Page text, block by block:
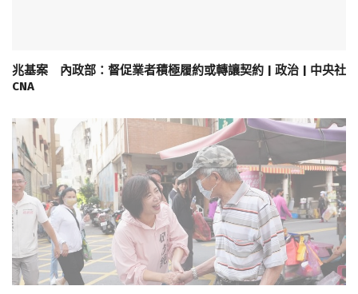
兆基案 內政部：督促業者積極履約或轉讓契約 | 政治 | 中央社
CNA